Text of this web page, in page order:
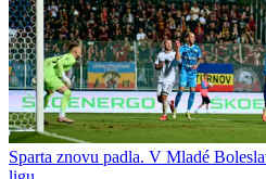
Sparta znovu padla. V Mladé